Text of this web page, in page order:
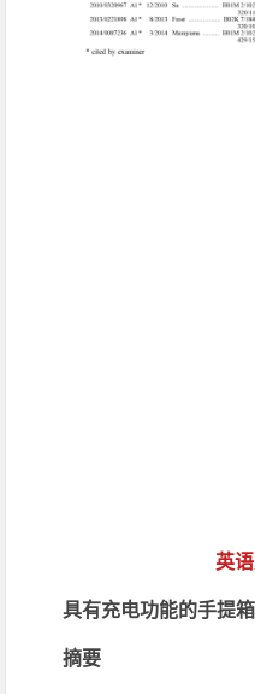
英
具有充电功能的手提
摘要